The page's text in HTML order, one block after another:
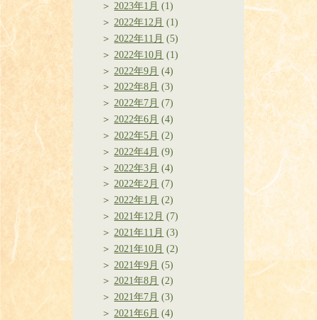
2023年1月 (1)
2022年12月 (1)
2022年11月 (5)
2022年10月 (1)
2022年9月 (4)
2022年8月 (3)
2022年7月 (7)
2022年6月 (4)
2022年5月 (2)
2022年4月 (9)
2022年3月 (4)
2022年2月 (7)
2022年1月 (2)
2021年12月 (7)
2021年11月 (3)
2021年10月 (2)
2021年9月 (5)
2021年8月 (2)
2021年7月 (3)
2021年6月 (4)